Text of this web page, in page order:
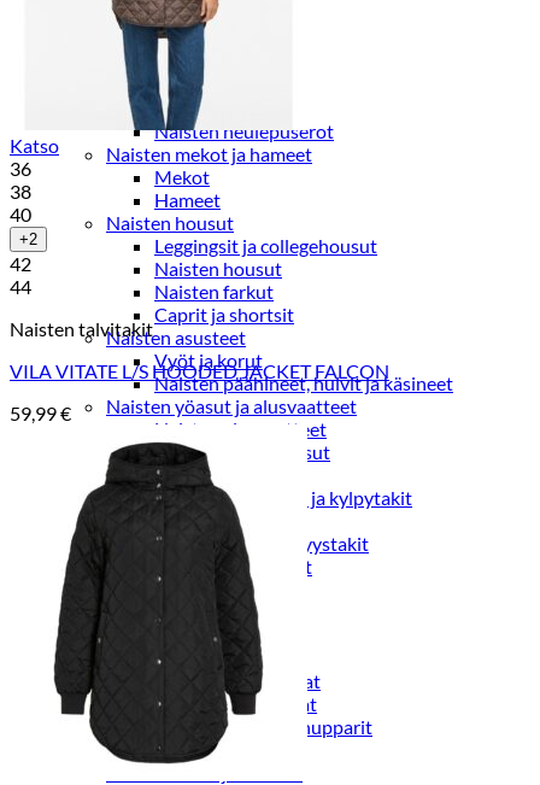
Naisten puserot
Tunikat
Jakut ja liivit
Naisten neuleet
Naisten neuletakit
Naisten neulepuserot
Naisten mekot ja hameet
Mekot
Hameet
Naisten housut
Leggingsit ja collegehousut
Naisten housut
Naisten farkut
Caprit ja shortsit
Naisten asusteet
Vyöt ja korut
Naisten päähineet, huivit ja käsineet
Naisten yöasut ja alusvaatteet
Naisten alusvaatteet
Sukat ja sukkahousut
Naisten yöasut
Naisten aamutakit ja kylpytakit
Naisten takit
Naisten kevät-ja syystakit
Naisten nahkatakit
Naisten talvitakit
LAPSET
Lasten paidat
Lasten paidat
Lasten kauluspaidat
Lasten trikoopaidat
Lasten colleget ja hupparit
Lasten neuleet
Lasten mekot ja hameet
Katso
36
38
40
+2
42
44
Naisten talvitakit
VILA VITATE L/S HOODED JACKET FALCON
59,99€